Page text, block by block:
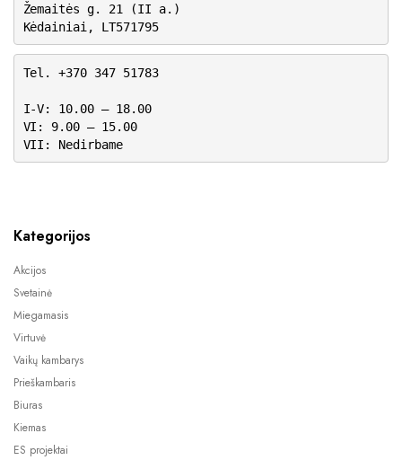
Žemaitės g. 21 (II a.)
Kėdainiai, LT571795
Tel. +370 347 51783
I-V: 10.00 – 18.00
VI: 9.00 – 15.00
VII: Nedirbame
Kategorijos
Akcijos
Svetainė
Miegamasis
Virtuvė
Vaikų kambarys
Prieškambaris
Biuras
Kiemas
ES projektai